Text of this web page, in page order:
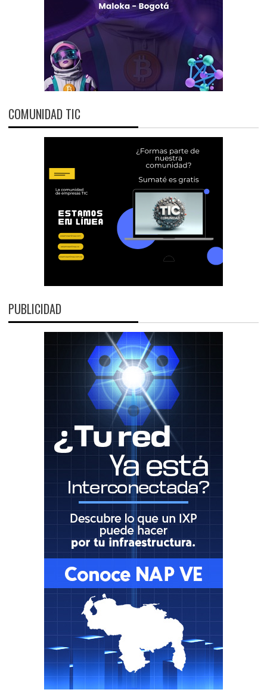
COMUNIDAD TIC
PUBLICIDAD